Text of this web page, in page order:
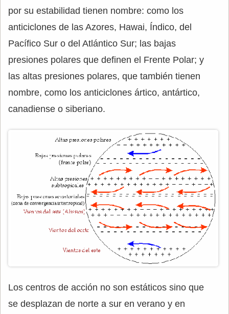
por su estabilidad tienen nombre: como los
anticiclones de las Azores, Hawai, Índico, del
Pacífico Sur o del Atlántico Sur; las bajas
presiones polares que definen el Frente Polar; y
las altas presiones polares, que también tienen
nombre, como los anticiclones ártico, antártico,
canadiense o siberiano.
Los centros de acción no son estáticos sino que
se desplazan de norte a sur en verano y en